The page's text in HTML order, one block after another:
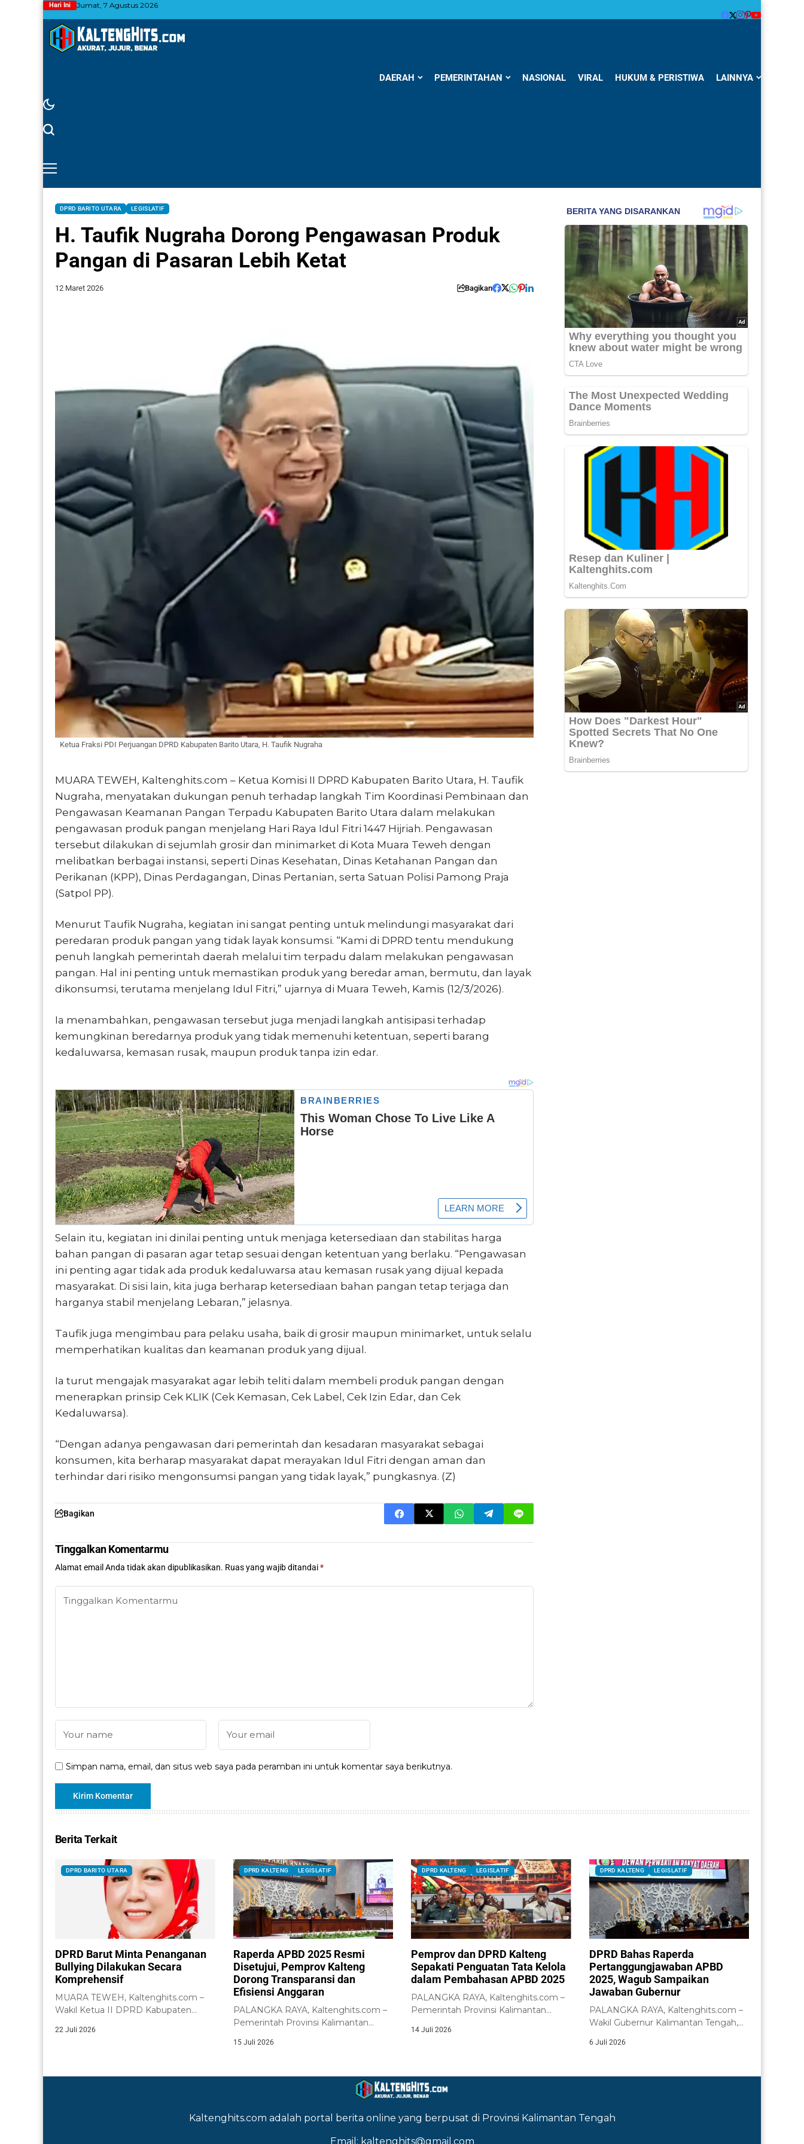
Hari Ini Jumat, 7 Agustus 2026
DAERAH PEMERINTAHAN NASIONAL VIRAL HUKUM & PERISTIWA LAINNYA
DPRD BARITO UTARA LEGISLATIF
H. Taufik Nugraha Dorong Pengawasan Produk
Pangan di Pasaran Lebih Ketat
12 Maret 2026 Bagikan
Ketua Fraksi PDI Perjuangan DPRD Kabupaten Barito Utara, H. Taufik Nugraha
MUARA TEWEH, Kaltenghits.com – Ketua Komisi II DPRD Kabupaten Barito Utara, H. Taufik
Nugraha, menyatakan dukungan penuh terhadap langkah Tim Koordinasi Pembinaan dan
Pengawasan Keamanan Pangan Terpadu Kabupaten Barito Utara dalam melakukan
pengawasan produk pangan menjelang Hari Raya Idul Fitri 1447 Hijriah. Pengawasan
tersebut dilakukan di sejumlah grosir dan minimarket di Kota Muara Teweh dengan
melibatkan berbagai instansi, seperti Dinas Kesehatan, Dinas Ketahanan Pangan dan
Perikanan (KPP), Dinas Perdagangan, Dinas Pertanian, serta Satuan Polisi Pamong Praja
(Satpol PP).
Menurut Taufik Nugraha, kegiatan ini sangat penting untuk melindungi masyarakat dari
peredaran produk pangan yang tidak layak konsumsi. “Kami di DPRD tentu mendukung
penuh langkah pemerintah daerah melalui tim terpadu dalam melakukan pengawasan
pangan. Hal ini penting untuk memastikan produk yang beredar aman, bermutu, dan layak
dikonsumsi, terutama menjelang Idul Fitri,” ujarnya di Muara Teweh, Kamis (12/3/2026).
Ia menambahkan, pengawasan tersebut juga menjadi langkah antisipasi terhadap
kemungkinan beredarnya produk yang tidak memenuhi ketentuan, seperti barang
kedaluwarsa, kemasan rusak, maupun produk tanpa izin edar.
Selain itu, kegiatan ini dinilai penting untuk menjaga ketersediaan dan stabilitas harga
bahan pangan di pasaran agar tetap sesuai dengan ketentuan yang berlaku. “Pengawasan
ini penting agar tidak ada produk kedaluwarsa atau kemasan rusak yang dijual kepada
masyarakat. Di sisi lain, kita juga berharap ketersediaan bahan pangan tetap terjaga dan
harganya stabil menjelang Lebaran,” jelasnya.
Taufik juga mengimbau para pelaku usaha, baik di grosir maupun minimarket, untuk selalu
memperhatikan kualitas dan keamanan produk yang dijual.
Ia turut mengajak masyarakat agar lebih teliti dalam membeli produk pangan dengan
menerapkan prinsip Cek KLIK (Cek Kemasan, Cek Label, Cek Izin Edar, dan Cek
Kedaluwarsa).
“Dengan adanya pengawasan dari pemerintah dan kesadaran masyarakat sebagai
konsumen, kita berharap masyarakat dapat merayakan Idul Fitri dengan aman dan
terhindar dari risiko mengonsumsi pangan yang tidak layak,” pungkasnya. (Z)
Bagikan
Tinggalkan Komentarmu
Alamat email Anda tidak akan dipublikasikan. Ruas yang wajib ditandai*
Simpan nama, email, dan situs web saya pada peramban ini untuk komentar saya berikutnya.
Berita Terkait
DPRD BARITO UTARA
DPRD Barut Minta Penanganan
Bullying Dilakukan Secara
Komprehensif
MUARA TEWEH, Kaltenghits.com –
Wakil Ketua II DPRD Kabupaten
22 Juli 2026
DPRD KALTENG LEGISLATIF
Raperda APBD 2025 Resmi
Disetujui, Pemprov Kalteng
Dorong Transparansi dan
Efisiensi Anggaran
PALANGKA RAYA, Kaltenghits.com –
Pemerintah Provinsi Kalimantan
Kalimantan...
15 Juli 2026
DPRD KALTENG LEGISLATIF
Pemprov dan DPRD Kalteng
Sepakati Penguatan Tata Kelola
dalam Pembahasan APBD 2025
PALANGKA RAYA, Kaltenghits.com –
Pemerintah Provinsi Kalimantan
Kalimantan...
14 Juli 2026
DPRD KALTENG LEGISLATIF
DPRD Bahas Raperda
Pertanggungjawaban APBD
2025, Wagub Sampaikan
Jawaban Gubernur
PALANGKA RAYA, Kaltenghits.com –
Wakil Gubernur Kalimantan Tengah,
6 Juli 2026
Kaltenghits.com adalah portal berita online yang berpusat di Provinsi Kalimantan Tengah
Email: kaltenghits@gmail.com